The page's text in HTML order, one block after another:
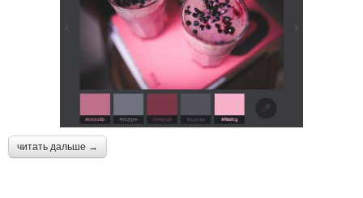
читать дальше →